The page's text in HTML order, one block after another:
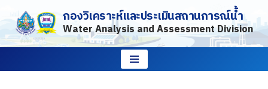
Skip
to
กองวิเคราะห์และประเมินสถานการณ์น้ำ
Water Analysis and Assessment Division